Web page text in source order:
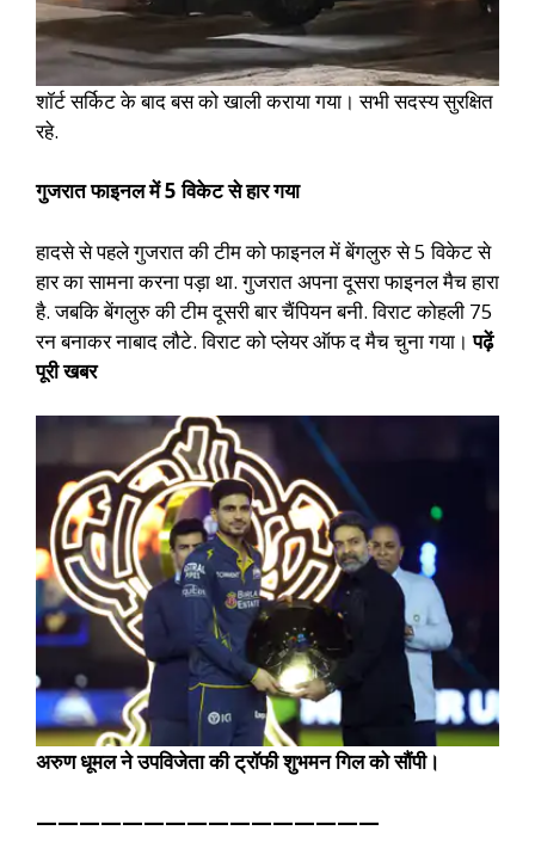
शॉर्ट सर्किट के बाद बस को खाली कराया गया। सभी सदस्य सुरक्षित
रहे.
गुजरात फाइनल में 5 विकेट से हार गया
हादसे से पहले गुजरात की टीम को फाइनल में बेंगलुरु से 5 विकेट से
हार का सामना करना पड़ा था. गुजरात अपना दूसरा फाइनल मैच हारा
है. जबकि बेंगलुरु की टीम दूसरी बार चैंपियन बनी. विराट कोहली 75
रन बनाकर नाबाद लौटे. विराट को प्लेयर ऑफ द मैच चुना गया।पढ़ें
पूरी खबर
अरुण धूमल ने उपविजेता की ट्रॉफी शुभमन गिल को सौंपी।
————————————————